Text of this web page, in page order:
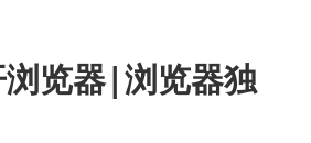
览器|浏览器独